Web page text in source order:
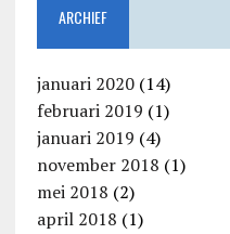
ARCHIEF
januari 2020(14)
februari 2019 (1)
januari 2019 (4)
november 2018 (1)
mei 2018 (2)
april 2018 (1)